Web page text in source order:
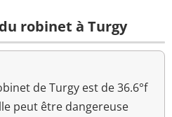
n/mL
n/mL
robinet à Turgy
de Turgy est de 36.6°f
peut être dangereuse